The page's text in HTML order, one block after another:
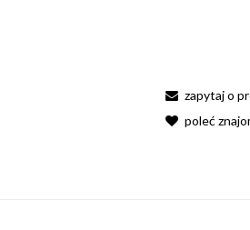
zapytaj o
poleć